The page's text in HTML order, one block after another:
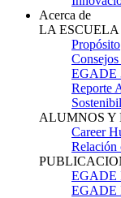
Acerca de
LA ESCUELA
Propósito
EGADE
Reporte
ALUMNOS Y
Career
Relación
EGADE
EGADE